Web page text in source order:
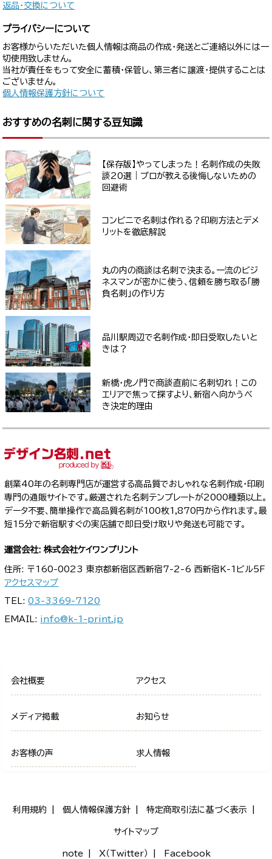
返品・交換について
プライバシーについて
お客様からいただいた個人情報は商品の作成・発送とご連絡以外には一
切使用致しません。
当社が責任をもって安全に蓄積・保管し、第三者に譲渡・提供することは
ございません。
個人情報保護方針について
おすすめの名刺に関する豆知識
【保存版】やってしまった！名刺作成の失敗
談20選｜プロが教える後悔しないための
回避術
コンビニで名刺は作れる？印刷方法とデメ
リットを徹底解説
丸の内の商談は名刺で決まる。一流のビジ
ネスマンが密かに使う、信頼を勝ち取る「勝
負名刺」の作り方
品川駅周辺で名刺作成・即日受取したいと
きは？
新橋・虎ノ門で商談直前に名刺切れ！この
エリアで焦って探すより、新宿へ向かうべ
き決定的理由
創業40年の名刺専門店が運営する高品質でおしゃれな名刺作成・印刷
専門の通販サイトです。厳選された名刺テンプレートが2000種類以上。
データ不要、簡単操作で高品質名刺が100枚1,870円から作れます。最
短15分で新宿駅すぐの実店舗で即日受け取りや発送も可能です。
運営会社: 株式会社ケイワンプリント
住所: 〒160-0023 東京都新宿区西新宿7-2-6 西新宿K-1ビル5F
アクセスマップ
TEL:03-3369-7120
EMAIL: info@k-1-print.jp
会社概要 アクセス
メディア掲載 お知らせ
お客様の声 求人情報
利用規約 個人情報保護方針 特定商取引法に基づく表示
サイトマップ
note X（Twitter） Facebook